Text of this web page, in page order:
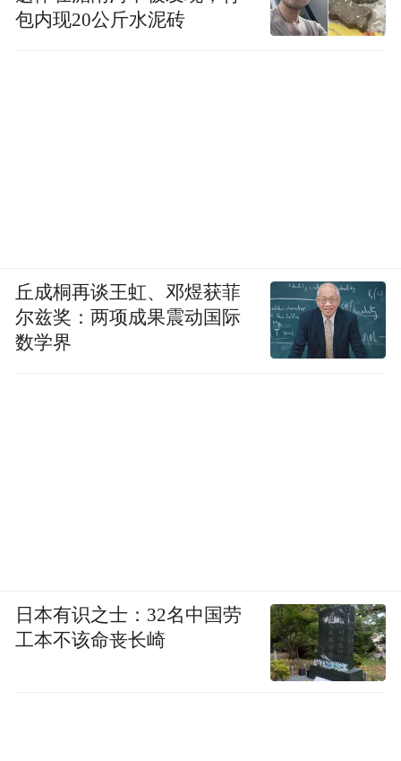
包内现20公斤水泥砖
丘成桐再谈王虹、邓煜获菲
尔兹奖：两项成果震动国际
数学界
日本有识之士：32名中国劳
工本不该命丧长崎